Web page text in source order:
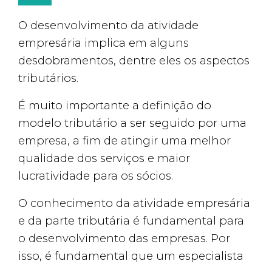
O desenvolvimento da atividade
empresária implica em alguns
desdobramentos, dentre eles os aspectos
tributários.
É muito importante a definição do
modelo tributário a ser seguido por uma
empresa, a fim de atingir uma melhor
qualidade dos serviços e maior
lucratividade para os sócios.
O conhecimento da atividade empresária
e da parte tributária é fundamental para
o desenvolvimento das empresas. Por
isso, é fundamental que um especialista